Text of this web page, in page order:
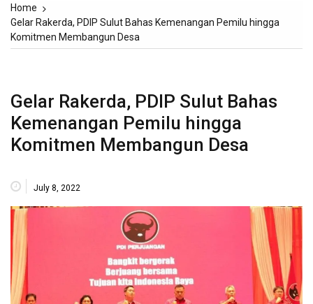
Home
Gelar Rakerda, PDIP Sulut Bahas Kemenangan Pemilu hingga
Komitmen Membangun Desa
Gelar Rakerda, PDIP Sulut Bahas
Kemenangan Pemilu hingga
Komitmen Membangun Desa
July 8, 2022